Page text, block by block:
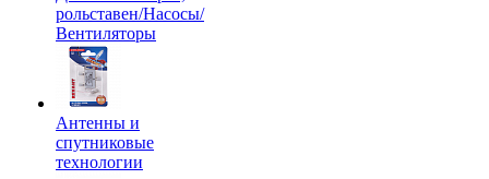
рольставен/Насосы/
Вентиляторы
Антенны и
спутниковые
технологии